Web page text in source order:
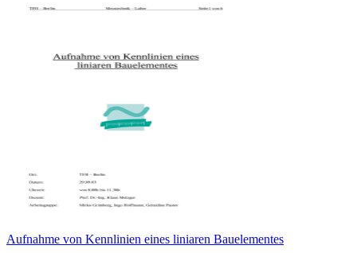
Aufnahme von Kennlinien eines liniaren Bauelementes